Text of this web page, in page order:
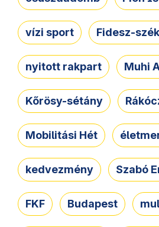
vízi sport Fidesz-
nyitott rakpart Muhi
Kőrösy-sétány
Mobilitási Hét
kedvezmény Szabó
FKF Budapest